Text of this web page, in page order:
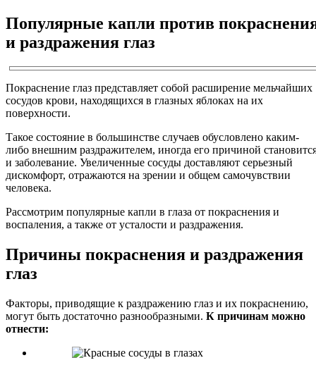
Популярные капли против
и раздражения глаз
Покраснение глаз представляет собой расширение мельчайших
сосудов крови, находящихся в глазных яблоках на их
поверхности.
Такое состояние в большинстве случаев обусловлено каким-
либо внешним раздражителем, иногда его причиной
и заболевание. Увеличенные сосуды доставляют серьезный
дискомфорт, отражаются на зрении и общем самочувствии
человека.
Рассмотрим популярные капли в глаза от покраснения и
воспаления, а также от усталости и раздражения.
Причины покраснения и раздражения
глаз
Факторы, приводящие к раздражению глаз и их покраснению,
могут быть достаточно разнообразными. К причинам можно
отнести: